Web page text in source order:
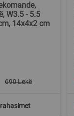
W3.5 - 5.5
14x4x2 cm
690 Lekë